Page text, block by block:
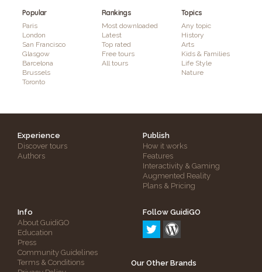
Popular
Paris
London
San Francisco
Glasgow
Barcelona
Brussels
Toronto
Rankings
Most downloaded
Latest
Top rated
Free tours
All tours
Topics
Any topic
History
Arts
Kids & Families
Life Style
Nature
Experience
Discover tours
Authors
Publish
How it works
Features
Interactivity & Gaming
Augmented Reality
Plans & Pricing
Info
About GuidiGO
Education
Press
Community Guidelines
Terms & Conditions
Follow GuidiGO
Our Other Brands